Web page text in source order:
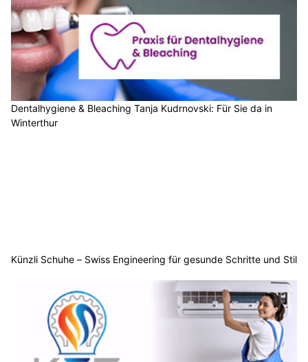
Dentalhygiene & Bleaching Tanja Kudrnovski: Für Sie da in
Winterthur
Künzli Schuhe – Swiss Engineering für gesunde Schritte und Stil